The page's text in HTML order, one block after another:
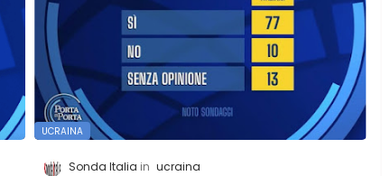
UCRAINA
Sonda Italia ucraina